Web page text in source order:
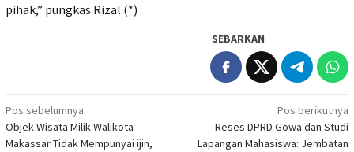
pihak,” pungkas Rizal.(*)
SEBARKAN
Navigasi
pos
Pos sebelumnya
Objek Wisata Milik Walikota
Makassar Tidak Mempunyai ijin,
Pos berikutnya
Reses DPRD Gowa dan Studi
Lapangan Mahasiswa: Jembatan